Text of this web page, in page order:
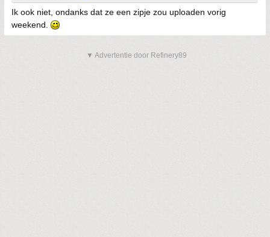
Ik ook niet, ondanks dat ze een zipje zou uploaden vorig
weekend.
▼ Advertentie door Refinery89